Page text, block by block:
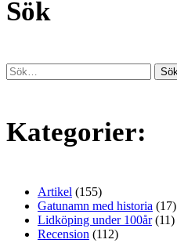
Sök
Kategorier:
Artikel (155)
Gatunamn med historia (17)
Lidköping under 100år(11)
Recension (112)